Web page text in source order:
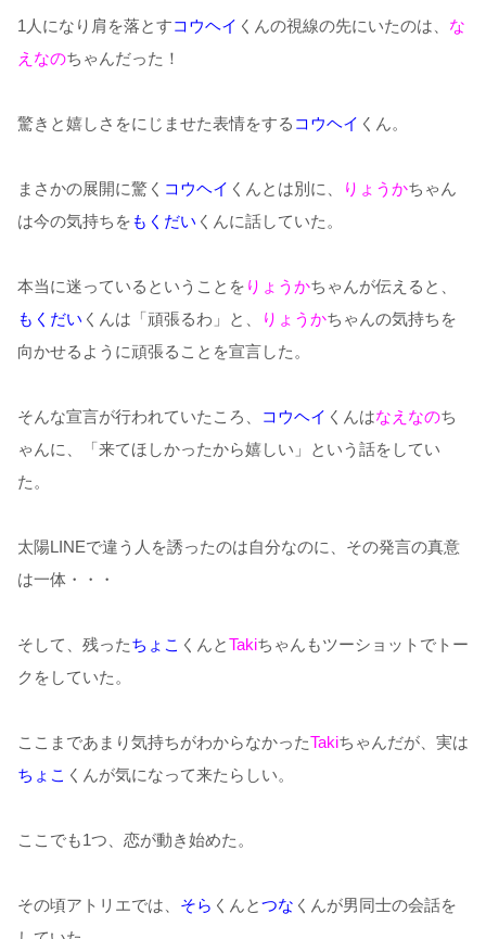
1人になり肩を落とすコウヘイ くんの視線の先にいたのは、 な
えなのちゃんだった！
驚きと嬉しさをにじませた表情をする コウヘイ くん。
まさかの展開に驚く コウヘイ くんとは別に、 りょうかちゃん
は今の気持ちをもくだい くんに話していた。
本当に迷っているということを りょうかちゃんが伝えると、
もくだい くんは「頑張るわ」と、 りょうかちゃんの気持ちを
向かせるように頑張ることを宣言した。
そんな宣言が行われていたころ、 コウヘイ くんはなえなのち
ゃんに、「来てほしかったから嬉しい」という話をしてい
た。
太陽LINEで違う人を誘ったのは自分なのに、その発言の真意
は一体・・・
そして、残ったちょこ くんとTakiちゃんもツーショットでトー
クをしていた。
ここまであまり気持ちがわからなかったTakiちゃんだが、実は
ちょこ くんが気になって来たらしい。
ここでも1つ、恋が動き始めた。
その頃アトリエでは、 そら くんとつな くんが男同士の会話を